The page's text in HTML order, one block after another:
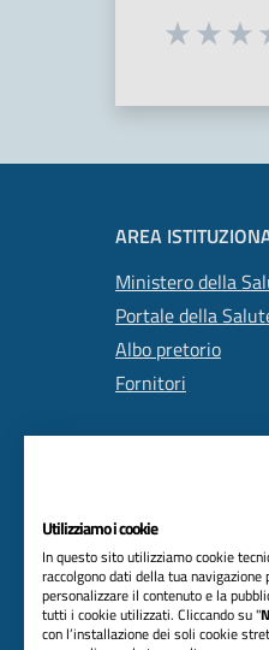
AREA
Ministero della
Portale della
Albo pretorio
Fornitori
RIFERIMENTI
Utilizziamo i cookie
In questo sito utilizziamo cookie
raccolgono dati della tua
personalizzare il contenuto e la
tutti i cookie utilizzati. Cliccando su "
con l’installazione dei soli cookie